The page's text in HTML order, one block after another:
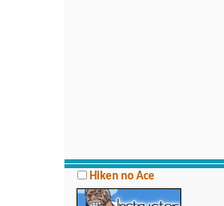
Hiken no Ace